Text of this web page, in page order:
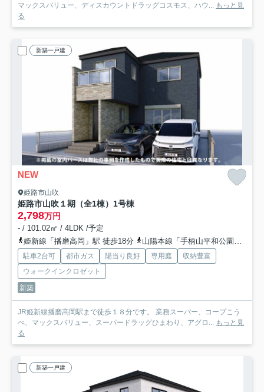
マックスバリュー、ディスカウントドラッグコスモス、ハウ... もっと見
る
新築一戸建
NEW
姫路市山吹
姫路市山吹１期（全1棟）1号棟
2,798万円
- / 101.02㎡ / 4LDK /予定
姫新線「播磨高岡」駅 徒歩18分
山陽本線「手柄山平和公園」駅 徒歩55分
駐車2台可 都市ガス 陽当り良好 専用庭
収納豊富
ウォークインクロゼット
新築
JR姫新線播磨高岡駅まで徒歩１８分です。 業務スーパー、コープこう
べ、マックスバリュー、スーパードラッグひまわり、アグロ... もっと見
る
新築一戸建